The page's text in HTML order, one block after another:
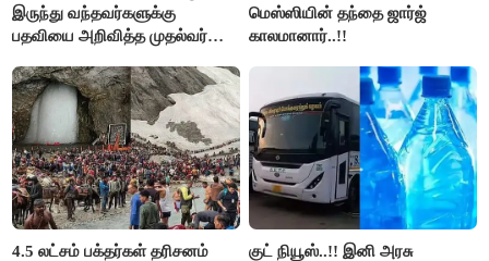
இருந்து வந்தவர்களுக்கு
பதவியை அறிவித்த முதல்வர்
மெஸ்ஸியின் தந்தை ஜார்ஜ்
காலமானார்..!!
4.5 லட்சம் பக்தர்கள் தரிசனம்
குட் நியூஸ்..!! இனி அரசு